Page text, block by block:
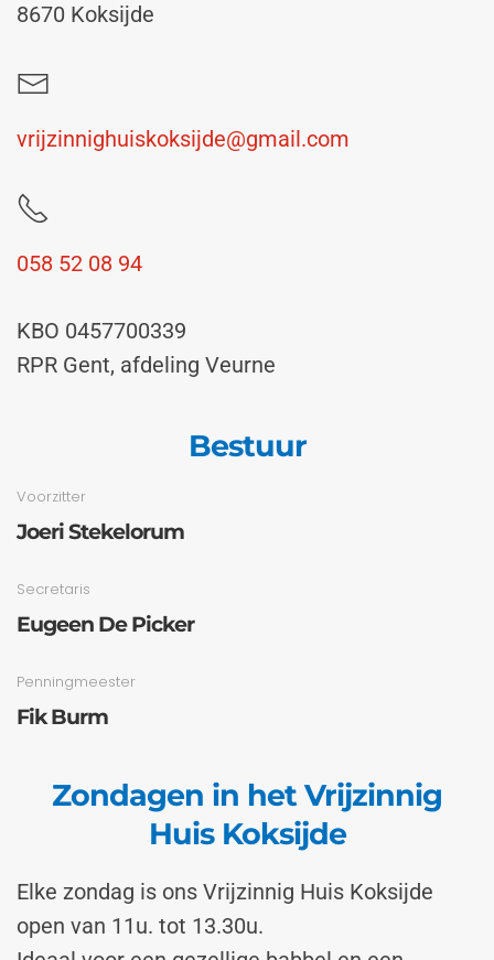
8670 Koksijde
vrijzinnighuiskoksijde@gmail.com
058 52 08 94
KBO 0457700339
RPR Gent, afdeling Veurne
Bestuur
Voorzitter
Joeri Stekelorum
Secretaris
Eugeen De Picker
Penningmeester
Fik Burm
Zondagen in het Vrijzinnig
Huis Koksijde
Elke zondag is ons Vrijzinnig Huis Koksijde
open van 11u. tot 13.30u.